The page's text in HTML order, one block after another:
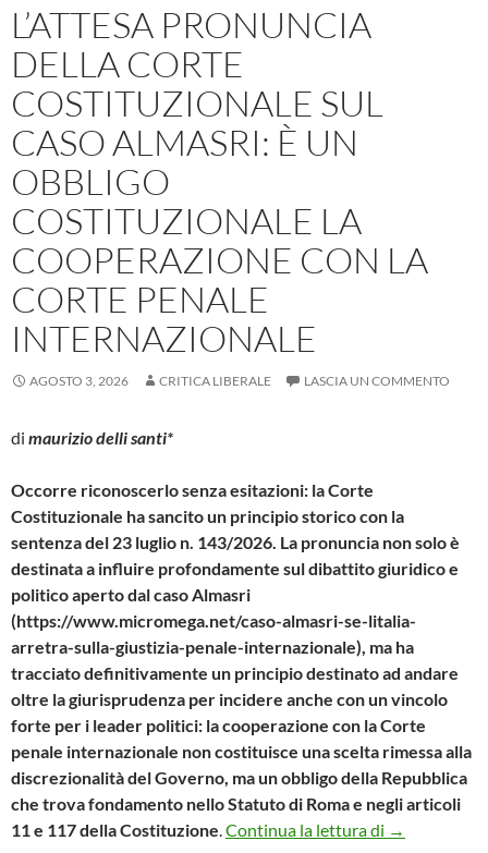
L’ATTESA PRONUNCIA
DELLA CORTE
COSTITUZIONALE SUL
CASO ALMASRI: È UN
OBBLIGO
COSTITUZIONALE LA
COOPERAZIONE CON LA
CORTE PENALE
INTERNAZIONALE
AGOSTO 3, 2026 CRITICA LIBERALE LASCIA UN COMMENTO
di maurizio delli santi*
Occorre riconoscerlo senza esitazioni: la Corte
Costituzionale ha sancito un principio storico con la
sentenza del 23 luglio n. 143/2026. La pronuncia non solo è
destinata a influire profondamente sul dibattito giuridico e
politico aperto dal caso Almasri
(https://www.micromega.net/caso-almasri-se-litalia-
arretra-sulla-giustizia-penale-internazionale), ma ha
tracciato definitivamente un principio destinato ad andare
oltre la giurisprudenza per incidere anche con un vincolo
forte per i leader politici: la cooperazione con la Corte
penale internazionale non costituisce una scelta rimessa alla
discrezionalità del Governo, ma un obbligo della Repubblica
che trova fondamento nello Statuto di Roma e negli articoli
11 e 117 della Costituzione Continua la lettura di L’ATTESA
→